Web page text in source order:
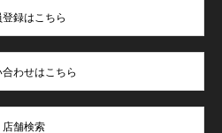
登録はこちら
合わせはこちら
店舗検索